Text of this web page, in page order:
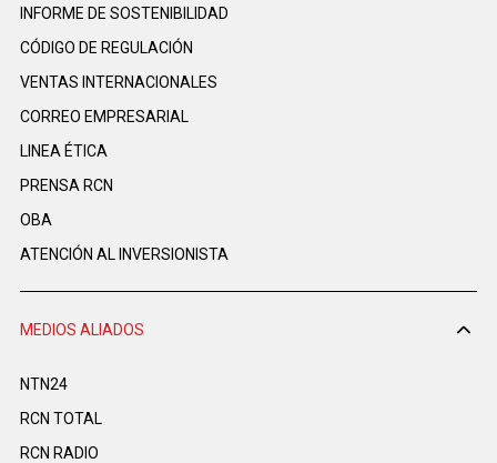
INFORME DE SOSTENIBILIDAD
CÓDIGO DE REGULACIÓN
VENTAS INTERNACIONALES
CORREO EMPRESARIAL
LINEA ÉTICA
PRENSA RCN
OBA
ATENCIÓN AL INVERSIONISTA
MEDIOS ALIADOS
NTN24
RCN TOTAL
RCN RADIO